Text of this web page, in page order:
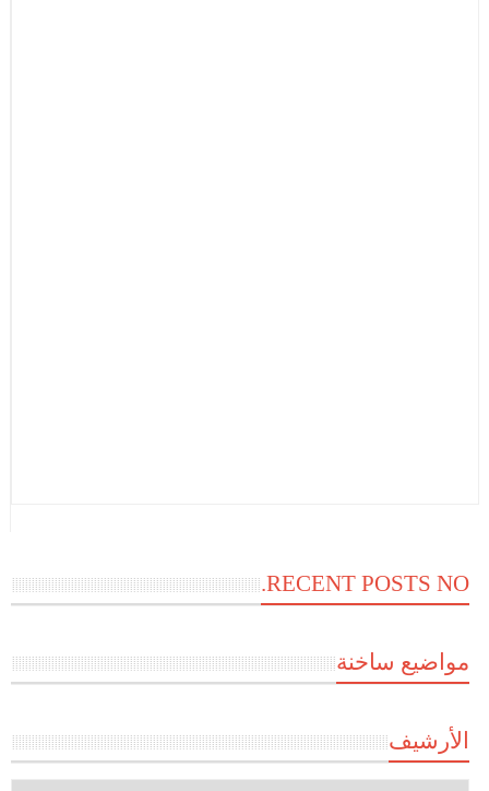
RECENT POSTS NO.
مواضيع ساخنة
الأرشيف